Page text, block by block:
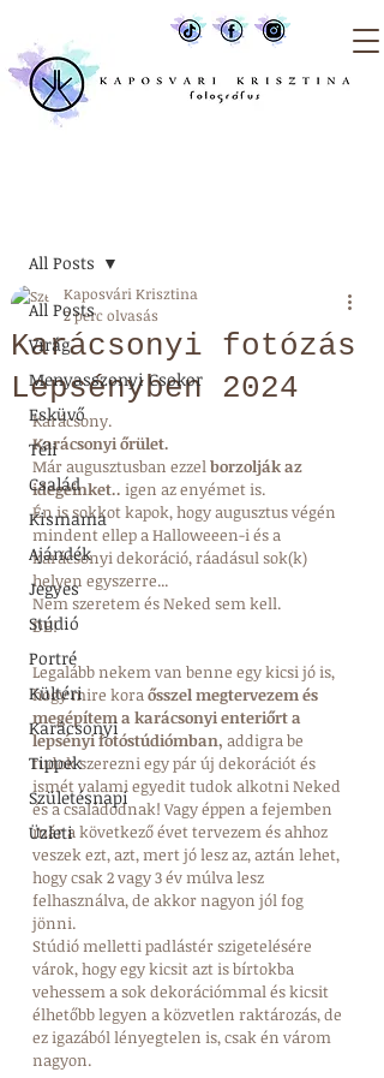
All Posts
Virág
Menyasszonyi Csokor
Esküvő
Téli
Család
Kismama
Ajándék
Jegyes
Stúdió
Portré
Kültéri
Karácsonyi
Tippek
Születésnapi
Üzleti
All Posts
Karácsonyi fotózás
Lepsényben 2024
Kaposvári Krisztina
2 perc olvasás
Karácsony.
Karácsonyi őrület.
Már augusztusban ezzel borzolják az
idegeinket.. igen az enyémet is.
Én is sokkot kapok, hogy augusztus végén
mindent ellep a Halloweeen-i és a
karácsonyi dekoráció, ráadásul sok(k)
helyen egyszerre...
Nem szeretem és Neked sem kell.
DE!
Legalább nekem van benne egy kicsi jó is,
hogy mire kora ősszel megtervezem és
megépítem a karácsonyi enteriőrt a
lepsényi fotóstúdiómban, addigra be
tudok szerezni egy pár új dekorációt és
ismét valami egyedit tudok alkotni Neked
és a családodnak! Vagy éppen a fejemben
már a következő évet tervezem és ahhoz
veszek ezt, azt, mert jó lesz az, aztán lehet,
hogy csak 2 vagy 3 év múlva lesz
felhasználva, de akkor nagyon jól fog
jönni.
Stúdió melletti padlástér szigetelésére
várok, hogy egy kicsit azt is bírtokba
vehessem a sok dekorációmmal és kicsit
élhetőbb legyen a közvetlen raktározás, de
ez igazából lényegtelen is, csak én várom
nagyon.